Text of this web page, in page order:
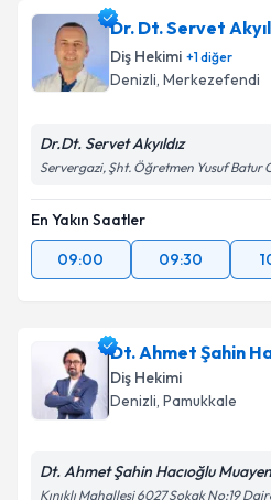
Dr. Dt. Servet
Diş Hekimi +1diğer
Denizli, Merkezefendi
Dr.Dt. Servet Akyıldız
Servergazi, Şht. Öğretmen Yusuf Batur
En Yakın Saatler
09:00
09:30
Dt. Ahmet Şahin
Diş Hekimi
Denizli, Pamukkale
Dt. Ahmet Şahin Hacıoğlu
Kınıklı Mahallesi 6027 Sokak No:19